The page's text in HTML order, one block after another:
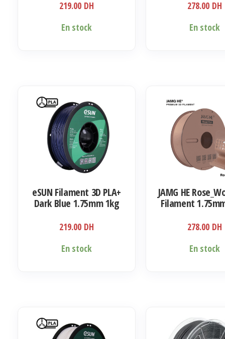
219.00 DH
En stock
278.00 DH
En stock
eSUN Filament 3D PLA+
Dark Blue 1.75mm 1kg
219.00 DH
En stock
JAMG HE
Filament
278.00 DH
En stock